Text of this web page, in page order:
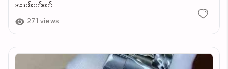
အသစ်စက်စက်
271 views